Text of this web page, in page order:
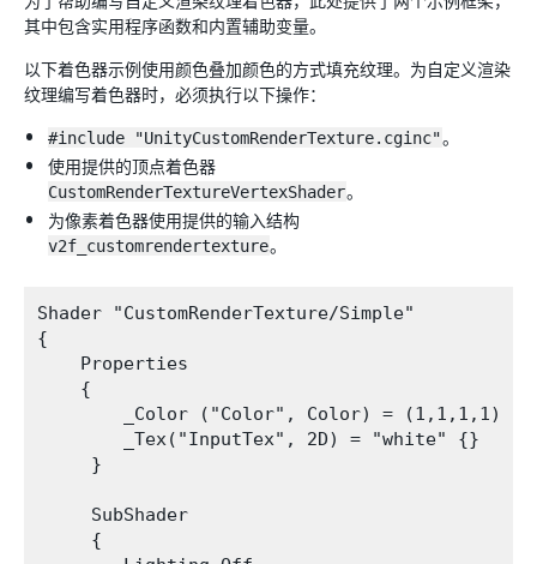
其中包含实用程序函数和内置辅助变量。
以下着色器示例使用颜色叠加颜色的方式填充纹理。为自定义渲染
纹理编写着色器时，必须执行以下操作：
#include "UnityCustomRenderTexture.cginc"。
使用提供的顶点着色器
CustomRenderTextureVertexShader。
为像素着色器使用提供的输入结构
v2f_customrendertexture。
Shader "CustomRenderTexture/Simple"
{
    Properties
    {
        _Color ("Color", Color) = (1,1,1,1)
        _Tex("InputTex", 2D) = "white" {}
     }
     SubShader
     {